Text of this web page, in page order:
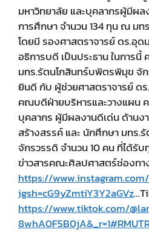
มหาวิทยาลัย และบุคลากรผู้มีผ
การศึกษา จำนวน 134 ทุน ณ มท
โดยมี รองศาสตราจารย์ ดร.อุด
อธิการบดี เป็นประธาน ในการ
มทร.รัตนโกสินทร์บพิตรพิมุข จั
ยินดี กับ ผู้ช่วยศาสตราจารย์ ด
คณบดีฝ่ายบริหารและวางแผน
บุคลากร ผู้มีผลงานดีเด่น ด้านง
สร้างสรรค์ และ นักศึกษา มทร
จักรวรรดิ จำนวน 10 คน ที่ได้รั
ข่าวสารคณะศิลปศาสตร์ช่องทา
https://
igsh=cG9yZmtiY3Y2aGVz
https://www.tiktok.com/
8whA0F5B0jA&_r=1